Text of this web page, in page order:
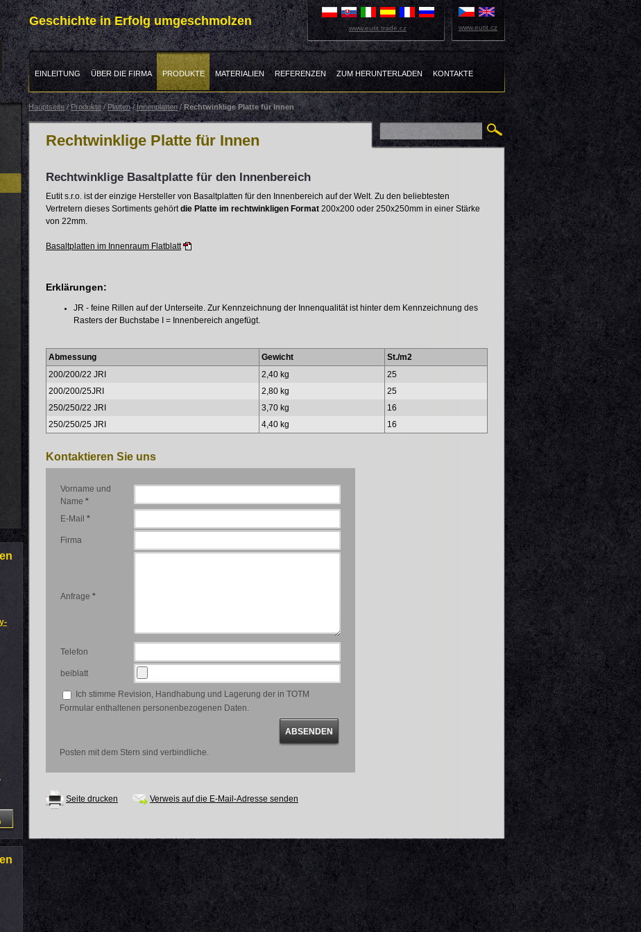
Geschichte in Erfolg umgeschmolzen
EINLEITUNG ÜBER DIE FIRMA PRODUKTE MATERIALIEN REFERENZEN ZUM HERUNTERLADEN KONTAKTE
www.eutit.trade.cz www.eutit.cz
Hauptseite/Produkte/Platten/Innenplatten/Rechtwinklige Platte für Innen
Rechtwinklige Platte für Innen
Rechtwinklige Basaltplatte für den Innenbereich
Eutit s.r.o. ist der einzige Hersteller von Basaltplatten für den Innenbereich auf der Welt. Zu den beliebtesten
Vertretern dieses Sortiments gehört die Platte im rechtwinkligen Format 200x200 oder 250x250mm in einer Stärke
von 22mm.
Basaltplatten im Innenraum Flatblatt
Erklärungen:
JR - feine Rillen auf der Unterseite. Zur Kennzeichnung der Innenqualität ist hinter dem Kennzeichnung des
Rasters der Buchstabe I = Innenbereich angefügt.
Abmessung Gewicht St./m2
200/200/22 JRI 2,40 kg
25
200/200/25JRI
2,80 kg
25
250/250/22 JRI
3,70 kg
16
250/250/25 JRI
4,40 kg 16
Kontaktieren Sie uns
Vorname und
Name *
E-Mail *
Firma
Anfrage *
Telefon
beiblatt
Ich stimme Revision, Handhabung und Lagerung der in TOTM
Formular enthaltenen personenbezogenen Daten.
Posten mit dem Stern sind verbindliche.
Seite drucken Verweis auf die E-Mail-Adresse senden